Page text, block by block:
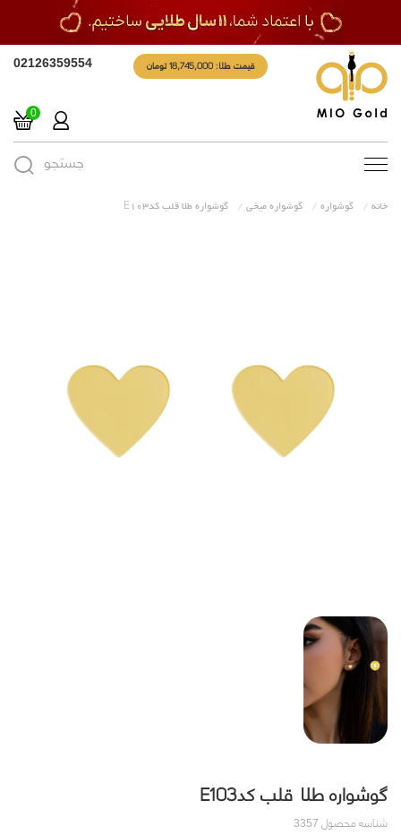
قیمت طلا: 18,745,000 تومان 02126359554
0
Toggle جستجو
خانه گوشواره گوشواره میخی گوشواره طلا قلب کدE103
گوشواره طلا قلب کدE103
شناسه محصول